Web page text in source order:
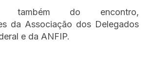
também do encontro,
da Associação dos Delegados
e da ANFIP.